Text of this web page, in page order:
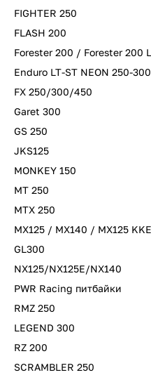
FIGHTER 250
FLASH 200
Forester 200 / Forester 200
Enduro LT-ST NEON 250-300
FX 250/300/450
Garet 300
GS 250
JKS125
MONKEY 150
MT 250
MTX 250
MX125 / MX140 / MX125 KKE
GL300
NX125/NX125E/NX140
PWR Racing питбайки
RMZ 250
LEGEND 300
RZ 200
SCRAMBLER 250